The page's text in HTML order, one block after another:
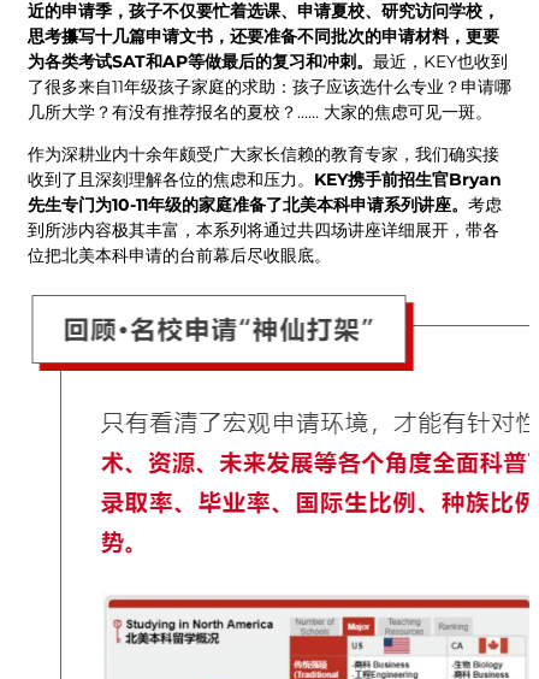
近的申请季，孩子不仅要忙着选课、申请夏校、研究访问学校，
思考攥写十几篇申请文书，还要准备不同批次的申请材料，更要
为各类考试SAT和AP等做最后的复习和冲刺。 最近，KEY也收到
了很多来自11年级孩子家庭的求助：孩子应该选什么专业？申请哪
几所大学？有没有推荐报名的夏校？…… 大家的焦虑可见一斑。
作为深耕业内十余年颇受广大家长信赖的教育专家，我们确实接
收到了且深刻理解各位的焦虑和压力。 KEY携手前招生官Bryan
先生专门为10-11年级的家庭准备了北美本科申请系列讲座。 考虑
到所涉内容极其丰富，本系列将通过共四场讲座详细展开，带各
位把北美本科申请的台前幕后尽收眼底。